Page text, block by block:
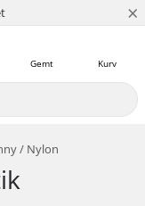
×
Kurv
Gemt
/ Nylon